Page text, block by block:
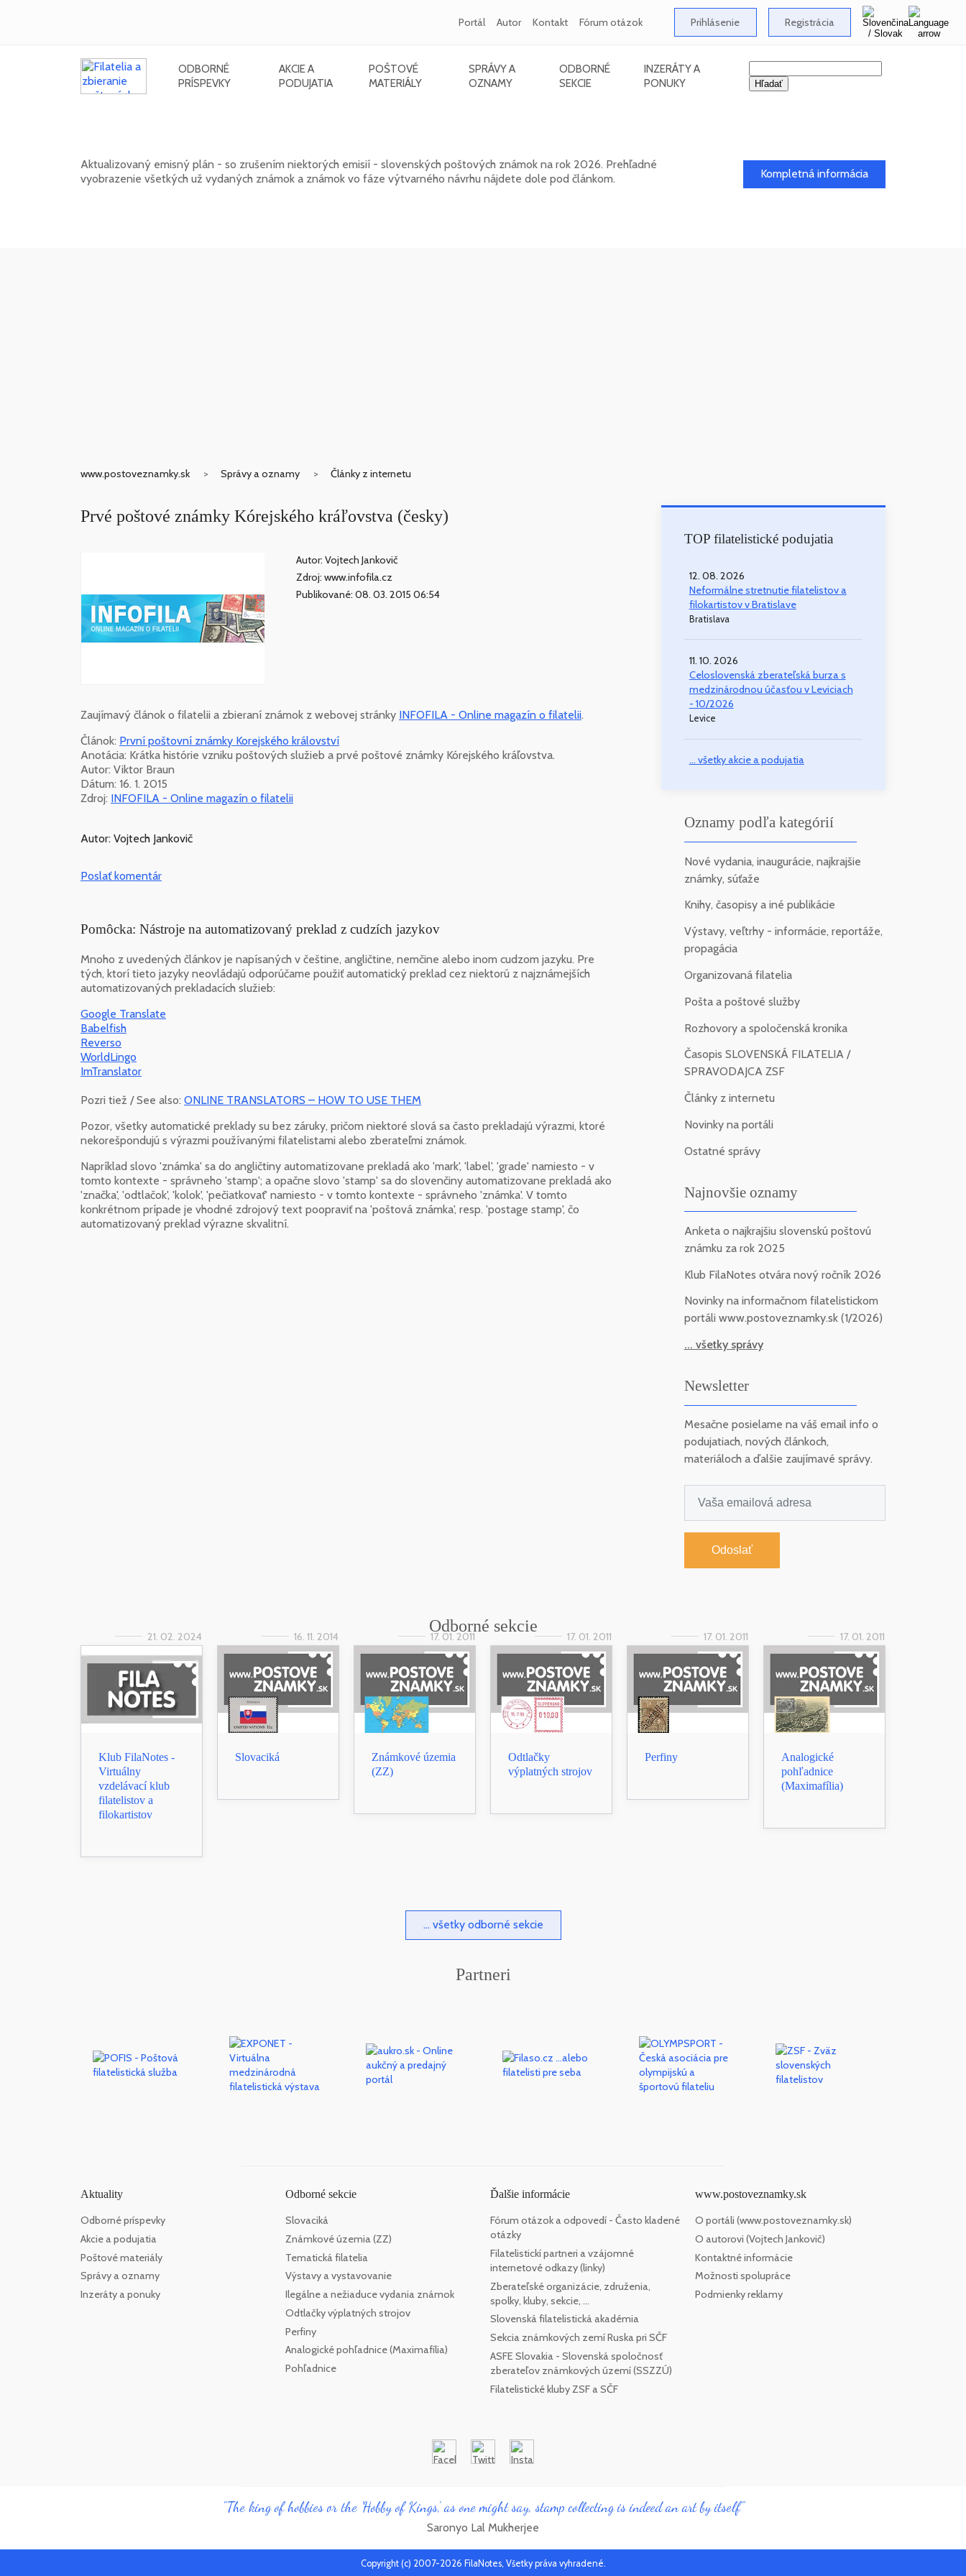
Portál Autor Kontakt Fórum otázok Prihlásenie Registrácia
ODBORNÉ
PRÍSPEVKY
AKCIE A
PODUJATIA
POŠTOVÉ
MATERIÁLY
SPRÁVY A
OZNAMY
ODBORNÉ
SEKCIE
INZERÁTY A
PONUKY
Aktualizovaný emisný plán - so zrušením niektorých emisií - slovenských poštových známok na rok 2026. Prehľadné
vyobrazenie všetkých už vydaných známok a známok vo fáze výtvarného návrhu nájdete dole pod článkom.
Kompletná informácia
www.postoveznamky.sk Správy a oznamy Články z internetu
Prvé poštové známky Kórejského kráľovstva (česky)
Autor: Vojtech Jankovič
Zdroj: www.infofila.cz
Publikované: 08. 03. 2015 06:54
Zaujímavý článok o filatelii a zbieraní známok z webovej stránky INFOFILA - Online magazín o filatelii.
Článok: První poštovní známky Korejského království
Anotácia: Krátka histórie vzniku poštových služieb a prvé poštové známky Kórejského kráľovstva.
Autor: Viktor Braun
Dátum: 16. 1. 2015
Zdroj: INFOFILA - Online magazín o filatelii
Autor: Vojtech Jankovič
Poslať komentár
Pomôcka: Nástroje na automatizovaný preklad z cudzích jazykov
Mnoho z uvedených článkov je napísaných v češtine, angličtine, nemčine alebo inom cudzom jazyku. Pre
tých, ktorí tieto jazyky neovládajú odporúčame použiť automatický preklad cez niektorú z najznámejších
automatizovaných prekladacích služieb:
Google Translate
Babelfish
Reverso
WorldLingo
ImTranslator
Pozri tiež / See also: ONLINE TRANSLATORS – HOW TO USE THEM
Pozor, všetky automatické preklady su bez záruky, pričom niektoré slová sa často prekladajú výrazmi, ktoré
nekorešpondujú s výrazmi používanými filatelistami alebo zberateľmi známok.
Napríklad slovo 'známka' sa do angličtiny automatizovane prekladá ako 'mark', 'label', 'grade' namiesto - v
tomto kontexte - správneho 'stamp'; a opačne slovo 'stamp' sa do slovenčiny automatizovane prekladá ako
'značka', 'odtlačok', 'kolok', 'pečiatkovať' namiesto - v tomto kontexte - správneho 'známka'. V tomto
konkrétnom prípade je vhodné zdrojový text poopraviť na 'poštová známka', resp. 'postage stamp', čo
automatizovaný preklad výrazne skvalitní.
TOP filatelistické podujatia
12. 08. 2026
Neformálne stretnutie filatelistov a
filokartistov v Bratislave
Bratislava
11. 10. 2026
Celoslovenská zberateľská burza s
medzinárodnou účasťou v Leviciach
- 10/2026
Levice
... všetky akcie a podujatia
Oznamy podľa kategórií
Nové vydania, inaugurácie, najkrajšie
známky, súťaže
Knihy, časopisy a iné publikácie
Výstavy, veľtrhy - informácie, reportáže,
propagácia
Organizovaná filatelia
Pošta a poštové služby
Rozhovory a spoločenská kronika
Časopis SLOVENSKÁ FILATELIA /
SPRAVODAJCA ZSF
Články z internetu
Novinky na portáli
Ostatné správy
Najnovšie oznamy
Anketa o najkrajšiu slovenskú poštovú
známku za rok 2025
Klub FilaNotes otvára nový ročník 2026
Novinky na informačnom filatelistickom
portáli www.postoveznamky.sk (1/2026)
... všetky správy
Newsletter
Mesačne posielame na váš email info o
podujatiach, nových článkoch,
materiáloch a ďalšie zaujímavé správy.
Odoslať
Odborné sekcie
21. 02. 2024
Klub FilaNotes -
Virtuálny
vzdelávací klub
filatelistov a
filokartistov
16. 11. 2014
Slovaciká
17. 01. 2011
Známkové územia
(ZZ)
17. 01. 2011
Odtlačky
výplatných strojov
17. 01. 2011
Perfiny
17. 01. 2011
Analogické
pohľadnice
(Maximafília)
... všetky odborné sekcie
Partneri
Aktuality
Odborné príspevky
Akcie a podujatia
Poštové materiály
Správy a oznamy
Inzeráty a ponuky
Odborné sekcie
Slovaciká
Známkové územia (ZZ)
Tematická filatelia
Výstavy a vystavovanie
Ilegálne a nežiaduce vydania známok
Odtlačky výplatných strojov
Perfiny
Analogické pohľadnice (Maximafília)
Pohľadnice
Ďalšie informácie
Fórum otázok a odpovedí - Často kladené
otázky
Filatelistickí partneri a vzájomné
internetové odkazy (linky)
Zberateľské organizácie, združenia,
spolky, kluby, sekcie, ...
Slovenská filatelistická akadémia
Sekcia známkových zemí Ruska pri SČF
ASFE Slovakia - Slovenská spoločnosť
zberateľov známkových území (SSZZÚ)
Filatelistické kluby ZSF a SČF
www.postoveznamky.sk
O portáli (www.postoveznamky.sk)
O autorovi (Vojtech Jankovič)
Kontaktné informácie
Možnosti spolupráce
Podmienky reklamy
"The king of hobbies or the 'Hobby of Kings', as one might say, stamp collecting is indeed an art by itself"
Saronyo Lal Mukherjee
Copyright (c) 2007-2026 FilaNotes, Všetky práva vyhradené.